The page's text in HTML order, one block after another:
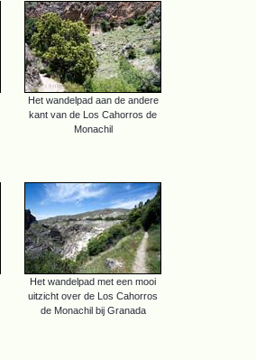
Het wandelpad aan de andere
kant van de Los Cahorros de
Monachil
Het wandelpad met een mooi
uitzicht over de Los Cahorros
de Monachil bij Granada